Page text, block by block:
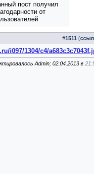
пост получил
от
#1511 (
i097/1304/c4/
Admin; 02.04.2013 в